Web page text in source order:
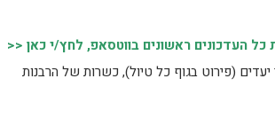
העדכונים ראשונים בווטסאפ, לחץ/י כאן <<
(פירוט בגוף כל טיול), כשרות של הרבנות